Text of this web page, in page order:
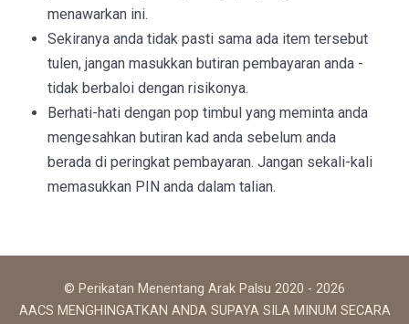
menawarkan ini.
Sekiranya anda tidak pasti sama ada item tersebut
tulen, jangan masukkan butiran pembayaran anda -
tidak berbaloi dengan risikonya.
Berhati-hati dengan pop timbul yang meminta anda
mengesahkan butiran kad anda sebelum anda
berada di peringkat pembayaran. Jangan sekali-kali
memasukkan PIN anda dalam talian.
© Perikatan Menentang Arak Palsu 2020 - 2026
AACS MENGHINGATKAN ANDA SUPAYA SILA MINUM SECARA